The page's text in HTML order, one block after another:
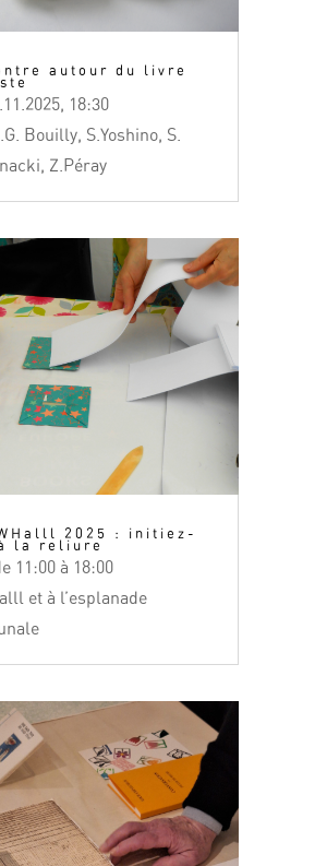
autour du livre
18:30
Bouilly, S.Yoshino, S.
Z.Péray
2025 : initiez-
la reliure
11:00 à 18:00
et à l’esplanade